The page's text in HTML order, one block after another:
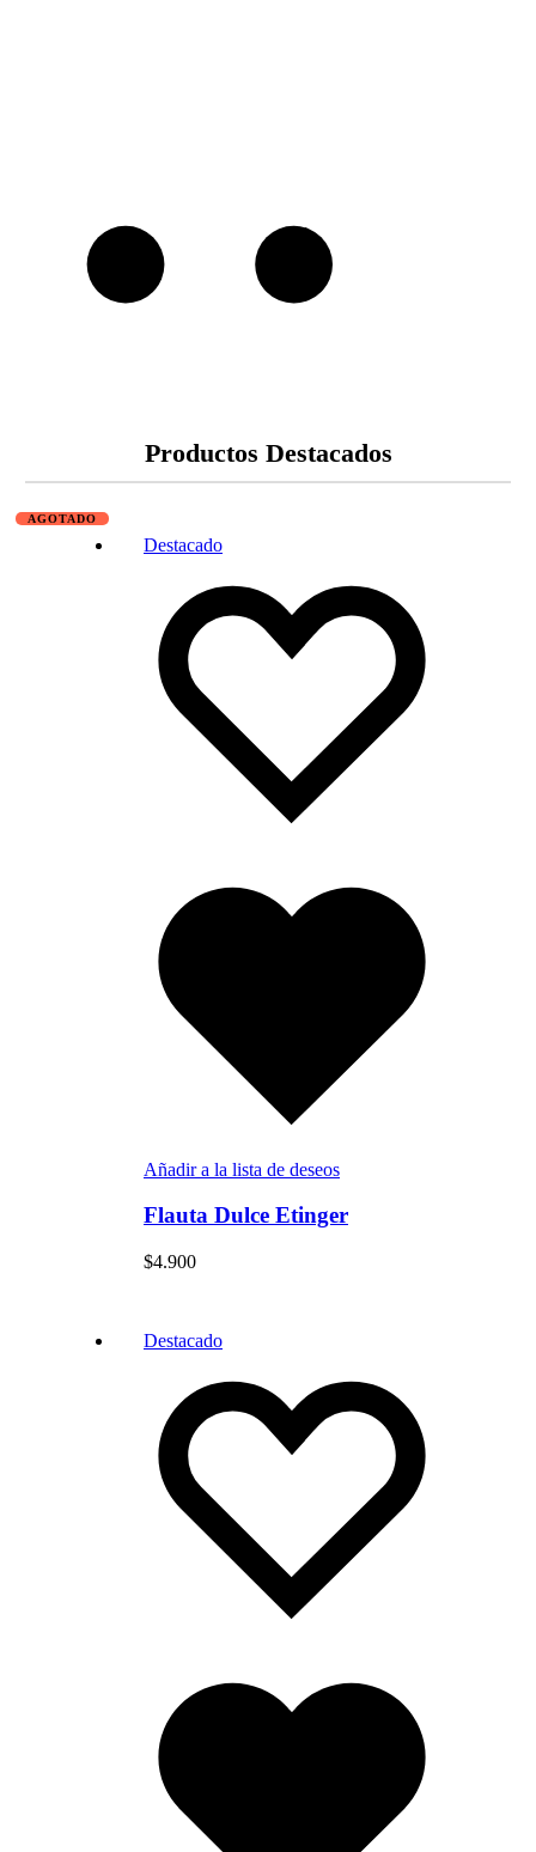
Productos Destacados
Destacado
Añadir a la lista de deseos
Flauta Dulce Etinger
$4.900
Destacado